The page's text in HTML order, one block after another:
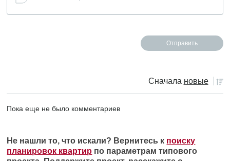
Сначала новые
Пока еще не было комментариев
Не нашли то, что искали? Вернитесь к поиску
планировок квартир по параметрам типового